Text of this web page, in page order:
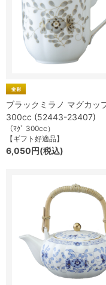
ブラックミラノ マグカッ
300cc (52443-23407)
（ﾏｸﾞ 300cc）
【ギフト好適品】
6,050円(税込)